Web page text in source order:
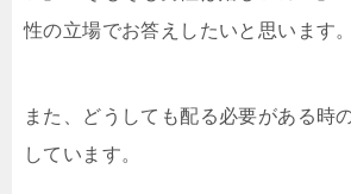
性の立場でお答えしたいと思います。
また、どうしても配る必要がある時
しています。